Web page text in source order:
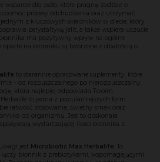
wsparcie dla osób, które pragną zadbać o
procesy odchudzania oraz utrzymać
z kluczowych składników w diecie, który
perystaltykę jelit, a także wspiera uczucie
ma pozytywny wpływ na ogólne
oparte na błonniku są tworzone z dbałością o
to starannie opracowane suplementy, które
– od rozpuszczalnego po nierozpuszczalny.
która najlepiej odpowiada Twoim
to jedna z popularniejszych form
łatwość stosowania, świetny smak oraz
do organizmu. Jest to doskonała
wystarczającej ilości błonnika z
jest Microbiotic Max Herbalife . To
błonnik z prebiotykami, wspomagającymi